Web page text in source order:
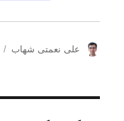
نعلی نعمتی شهاب